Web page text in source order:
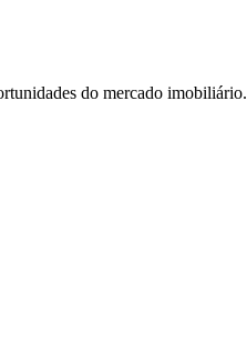
do mercado imobiliário.